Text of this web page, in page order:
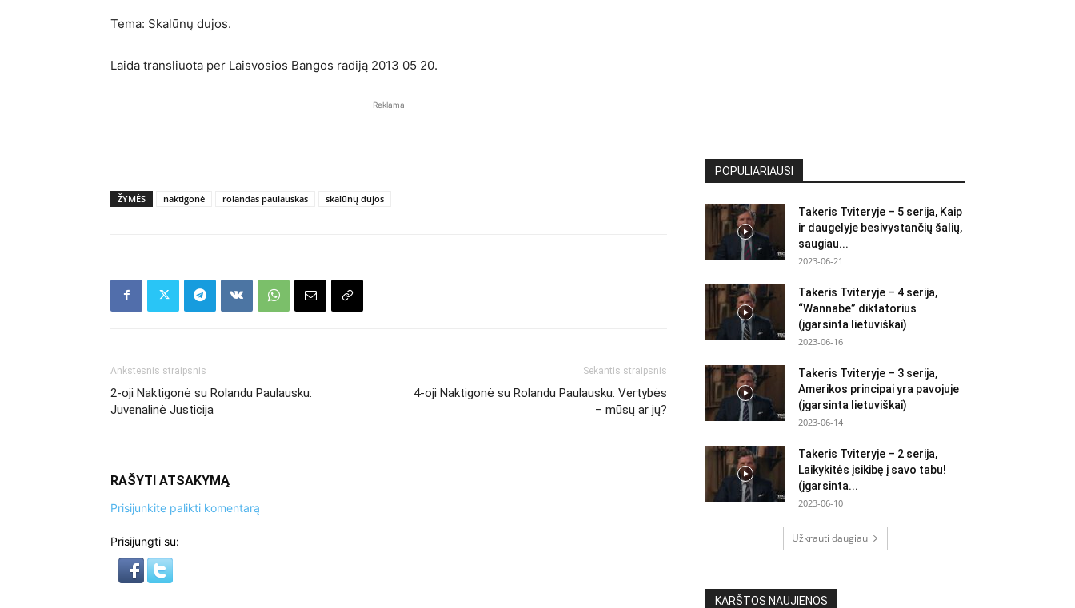
Tema: Skalūnų dujos.
Laida transliuota per Laisvosios Bangos radiją 2013 05 20.
Reklama
ŽYMĖS naktigonė rolandas paulauskas skalūnų dujos
Ankstesnis straipsnis
2-oji Naktigonė su Rolandu Paulausku:
Juvenalinė Justicija
Sekantis straipsnis
4-oji Naktigonė su Rolandu Paulausku: Vertybės
– mūsų ar jų?
RAŠYTI ATSAKYMĄ
Prisijunkite palikti komentarą
Prisijungti su:
POPULIARIAUSI
Takeris Tviteryje – 5 serija, Kaip
ir daugelyje besivystančių šalių,
saugiau...
2023-06-21
Takeris Tviteryje – 4 serija,
“Wannabe” diktatorius
(įgarsinta lietuviškai)
2023-06-16
Takeris Tviteryje – 3 serija,
Amerikos principai yra pavojuje
(įgarsinta lietuviškai)
2023-06-14
Takeris Tviteryje – 2 serija,
Laikykitės įsikibę į savo tabu!
(įgarsinta...
2023-06-10
Užkrauti daugiau
KARŠTOS NAUJIENOS